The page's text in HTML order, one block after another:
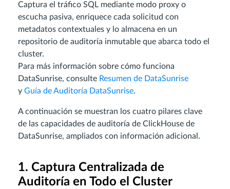
Captura el tráfico SQL mediante modo proxy o
escucha pasiva, enriquece cada solicitud con
metadatos contextuales y lo almacena en un
repositorio de auditoría inmutable que abarca todo el
cluster.
Para más información sobre cómo funciona
DataSunrise, consulte Resumen de DataSunrise
y Guía de Auditoría DataSunrise.
A continuación se muestran los cuatro pilares clave
de las capacidades de auditoría de ClickHouse de
DataSunrise, ampliados con información adicional.
1. Captura Centralizada de
Auditoría en Todo el Cluster